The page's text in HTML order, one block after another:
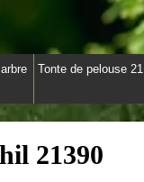
Tonte de pelouse 21
21390